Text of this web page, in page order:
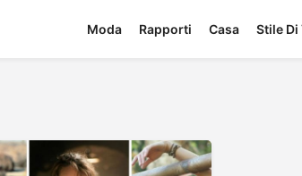
Moda Rapporti Casa Stile Di